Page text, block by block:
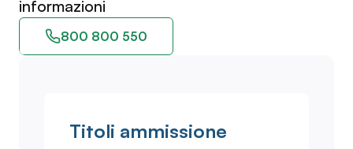
informazioni
800 800 550
Titoli ammissione